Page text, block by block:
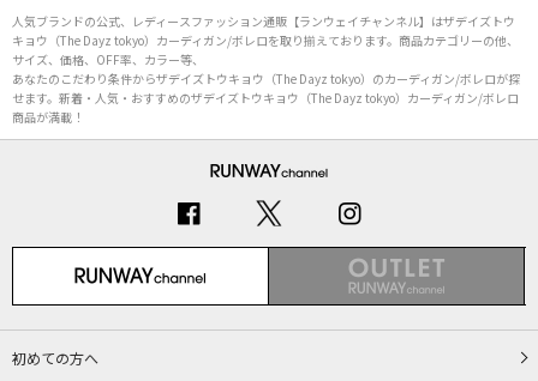
人気ブランドの公式、レディースファッション通販【ランウェイチャンネル】はザデイズトウ
キョウ（The Dayz tokyo）カーディガン/ボレロを取り揃えております。商品カテゴリーの他、
サイズ、価格、OFF率、カラー等、
あなたのこだわり条件からザデイズトウキョウ（The Dayz tokyo）のカーディガン/ボレロが探
せます。新着・人気・おすすめのザデイズトウキョウ（The Dayz tokyo）カーディガン/ボレロ
商品が満載！
初めての方へ